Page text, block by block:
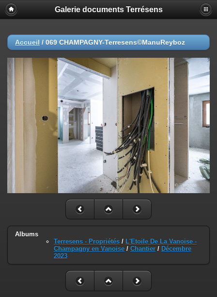
Galerie documents Terrésens
Accueil / 069 CHAMPAGNY-Terresens©ManuReyboz
Albums
Terresens - Propriétés / L'Etoile De La Vanoise -
Champagny en Vanoise / Chantier / Décembre
2023